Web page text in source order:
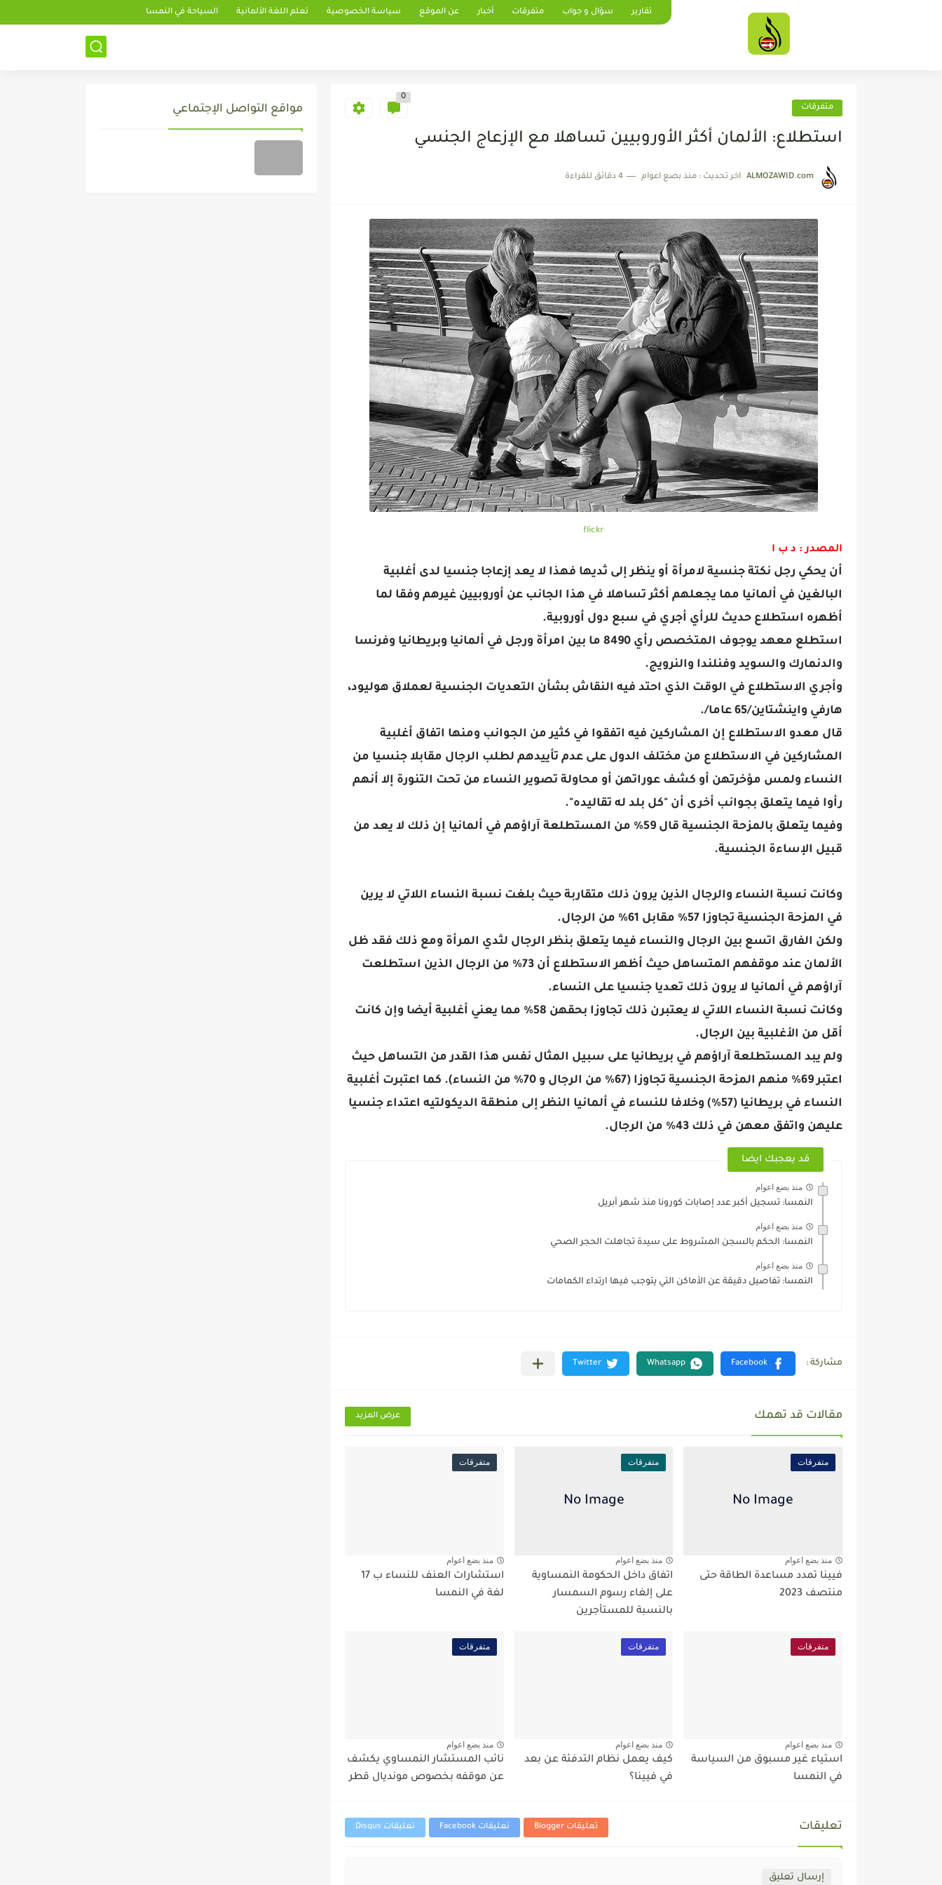
تقارير سؤال و جواب متفرقات أخبار عن الموقع سياسة الخصوصية تعلم اللغة الألمانية السياحة في النمسا
متفرقات
0
استطلاع: الألمان أكثر الأوروبيين تساهلا مع الإزعاج الجنسي
ALMOZAWID.com اخر تحديث : منذ بضع اعوام 4 دقائق للقراءة
flickr
المصدر : د ب ا
أن يحكي رجل نكتة جنسية لامرأة أو ينظر إلى ثديها فهذا لا يعد إزعاجا جنسيا لدى أغلبية
البالغين في ألمانيا مما يجعلهم أكثر تساهلا في هذا الجانب عن أوروبيين غيرهم وفقا لما
أظهره استطلاع حديث للرأي أجري في سبع دول أوروبية.
استطلع معهد يوجوف المتخصص رأي 8490 ما بين امرأة ورجل في ألمانيا وبريطانيا وفرنسا
والدنمارك والسويد وفنلندا والنرويج.
وأجري الاستطلاع في الوقت الذي احتد فيه النقاش بشأن التعديات الجنسية لعملاق هوليود،
هارفي واينشتاين/65 عاما/.
قال معدو الاستطلاع إن المشاركين فيه اتفقوا في كثير من الجوانب ومنها اتفاق أغلبية
المشاركين في الاستطلاع من مختلف الدول على عدم تأييدهم لطلب الرجال مقابلا جنسيا من
النساء ولمس مؤخرتهن أو كشف عوراتهن أو محاولة تصوير النساء من تحت التنورة إلا أنهم
رأوا فيما يتعلق بجوانب أخرى أن "كل بلد له تقاليده".
وفيما يتعلق بالمزحة الجنسية قال 59% من المستطلعة آراؤهم في ألمانيا إن ذلك لا يعد من
قبيل الإساءة الجنسية.
وكانت نسبة النساء والرجال الذين يرون ذلك متقاربة حيث بلغت نسبة النساء اللاتي لا يرين
في المزحة الجنسية تجاوزا 57% مقابل 61% من الرجال.
ولكن الفارق اتسع بين الرجال والنساء فيما يتعلق بنظر الرجال لثدي المرأة ومع ذلك فقد ظل
الألمان عند موقفهم المتساهل حيث أظهر الاستطلاع أن 73% من الرجال الذين استطلعت
آراؤهم في ألمانيا لا يرون ذلك تعديا جنسيا على النساء.
وكانت نسبة النساء اللاتي لا يعتبرن ذلك تجاوزا بحقهن 58% مما يعني أغلبية أيضا وإن كانت
أقل من الأغلبية بين الرجال.
ولم يبد المستطلعة آراؤهم في بريطانيا على سبيل المثال نفس هذا القدر من التساهل حيث
اعتبر 69% منهم المزحة الجنسية تجاوزا (67% من الرجال و 70% من النساء). كما اعتبرت أغلبية
النساء في بريطانيا (57%) وخلافا للنساء في ألمانيا النظر إلى منطقة الديكولتيه اعتداء جنسيا
عليهن واتفق معهن في ذلك 43% من الرجال.
قد يعجبك ايضا
منذ بضع اعوام
النمسا: تسجيل أكبر عدد إصابات كورونا منذ شهر أبريل
منذ بضع اعوام
النمسا: ‏الحكم ‏بالسجن ‏المشروط على ‏سيدة ‏تجاهلت ‏الحجر ‏الصحي
منذ بضع اعوام
النمسا: تفاصيل دقيقة عن الأماكن التي يتوجب فيها ارتداء الكمامات
مقالات قد تهمك عرض المزيد
متفرقات
منذ بضع اعوام
فيينا تمدد مساعدة الطاقة حتى
منتصف 2023
متفرقات
منذ بضع اعوام
اتفاق داخل الحكومة النمساوية
على إلغاء رسوم السمسار
بالنسبة للمستأجرين
متفرقات
منذ بضع اعوام
استشارات العنف للنساء ب 17
لغة في النمسا
متفرقات
منذ بضع اعوام
استياء غير مسبوق من السياسة
في النمسا
متفرقات
منذ بضع اعوام
كيف يعمل نظام التدفئة عن بعد
في فيينا؟
متفرقات
منذ بضع اعوام
نائب المستشار النمساوي يكشف
عن موقفه بخصوص مونديال قطر
تعليقات تعليقات Blogger تعليقات Facebook تعليقات Disqus
إرسال تعليق
مواقع التواصل الإجتماعي